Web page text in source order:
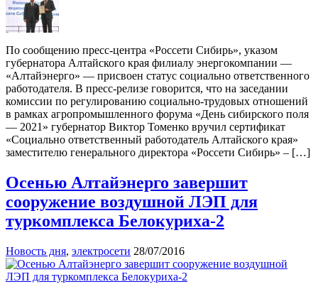
По сообщению пресс-центра «Россети Сибирь», указом
губернатора Алтайского края филиалу энергокомпании —
«Алтайэнерго» — присвоен статус социально ответственного
работодателя. В пресс-релизе говорится, что на заседании
комиссии по регулированию социально-трудовых отношений
в рамках агропромышленного форума «День сибирского поля
— 2021» губернатор Виктор Томенко вручил сертификат
«Социально ответственный работодатель Алтайского края»
заместителю генерального директора «Россети Сибирь» – […]
Осенью Алтайэнерго завершит
сооружение воздушной ЛЭП для
туркомплекса Белокуриха-2
Новость дня, электросети 28/07/2016